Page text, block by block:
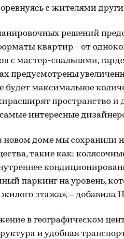
с жителями
решений
квартир - от
с мастер-спальнями,
предусмотрены
будет максимальное
пространство и
интересные
новом доме мы сохранили
такие как:
паркинг на уровень,
этажа», – добавила
в географическом
и удобная